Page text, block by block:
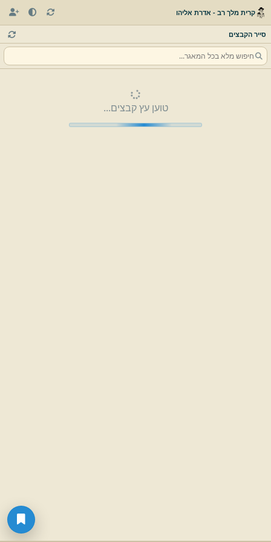
קרית מלך רב - אדרת אליהו
סייר הקבצים
טוען עץ קבצים...